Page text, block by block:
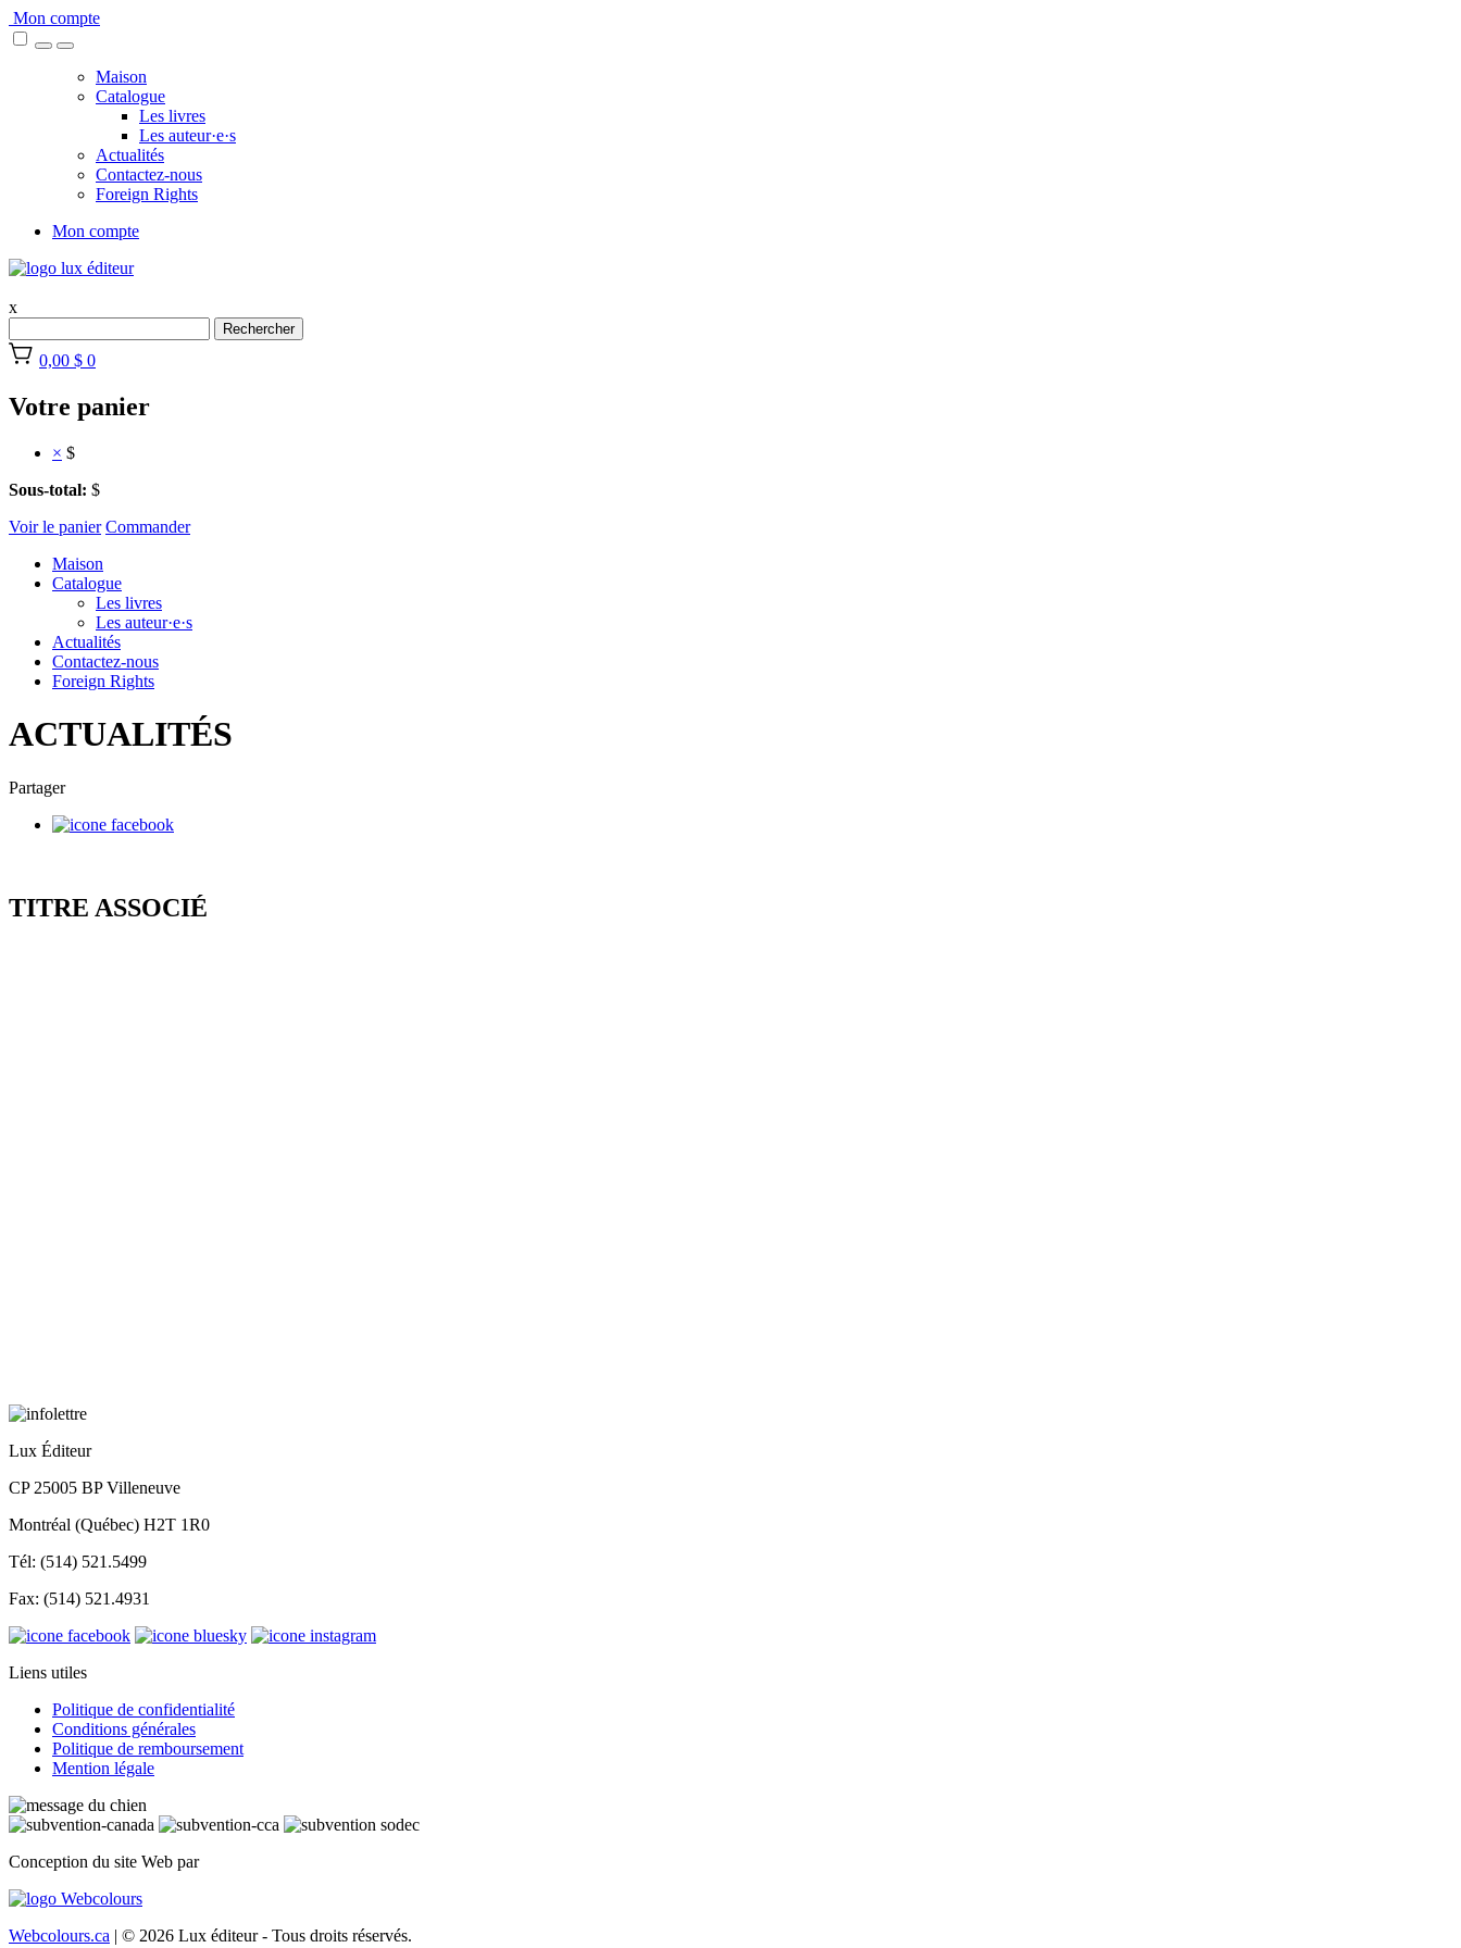
Skip
to
Mon compte
Maison
Catalogue
Les livres
Les auteur·e·s
Actualités
Contactez-nous
Foreign Rights
Mon compte
x
Rechercher
0,00 $ 0
Votre panier
× $
Sous-total: $
Voir le panier Commander
Maison
Catalogue
Les livres
Les auteur·e·s
Actualités
Contactez-nous
Foreign Rights
ACTUALITÉS
Partager
TITRE ASSOCIÉ
Lux Éditeur
CP 25005 BP Villeneuve
Montréal (Québec) H2T 1R0
Tél: (514) 521.5499
Fax: (514) 521.4931
Liens utiles
Politique de confidentialité
Conditions générales
Politique de remboursement
Mention légale
Conception du site Web par
Webcolours.ca | © 2026 Lux éditeur - Tous droits réservés.